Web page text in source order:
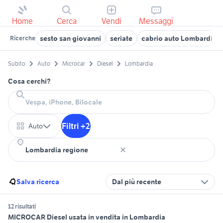
Home Cerca Vendi Messaggi
Ricerche sesto san giovanni seriate cabrio auto Lombardia
Subito Auto Microcar Diesel Lombardia
Cosa cerchi?
Auto Filtri +2
Salva ricerca Dal più recente
12 risultati
MICROCAR Diesel usata in vendita in Lombardia